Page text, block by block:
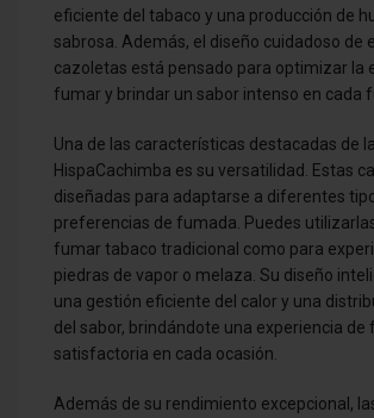
eficiente del tabaco y una producción de
sabrosa. Además, el diseño cuidadoso de
cazoletas está pensado para optimizar la
fumar y brindar un sabor intenso en cada
Una de las características destacadas de
HispaCachimba es su versatilidad. Estas
diseñadas para adaptarse a diferentes
preferencias de fumada. Puedes
fumar tabaco tradicional como para
piedras de vapor o melaza. Su diseño
una gestión eficiente del calor y una
del sabor, brindándote una experiencia de
satisfactoria en cada ocasión.
Además de su rendimiento excepcional,